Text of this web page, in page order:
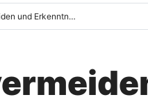
Verschwendung vermeiden und Erkenntnisse teilen